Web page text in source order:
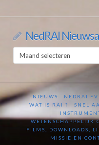
NedRAI
NedRAI
Nieuwsarchief
NIEUWS NEDRAI
WAT IS RAI ?
SNEL
WETENSCHAPPELIJK
FILMS, DOWNLOADS,
MISSIE EN